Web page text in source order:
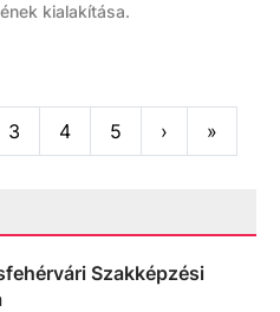
kialakítása.
3 4 5 ›Next»Last
Szakképzési